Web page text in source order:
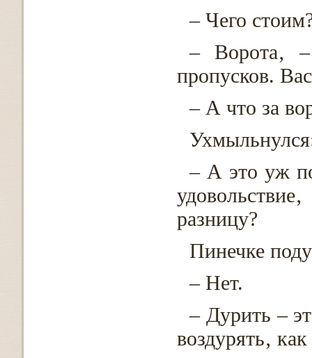
– Чего
– Ворота‚
пропусков.
– А что за
– А это уж
разницу?
Пинечке
– Нет.
– Дурить –
воздурять‚